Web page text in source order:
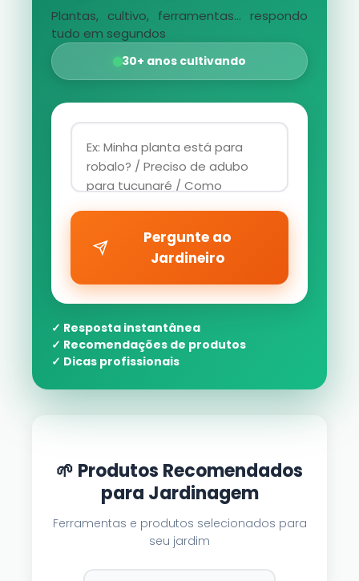
Plantas, cultivo, ferramentas... respondo
tudo em segundos
30+ anos cultivando
Pergunte ao
Jardineiro
✓ Resposta instantânea
✓ Recomendações de produtos
✓ Dicas profissionais
🌱 Produtos Recomendados
para Jardinagem
Ferramentas e produtos selecionados para
seu jardim